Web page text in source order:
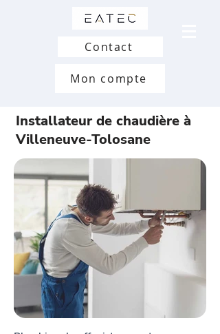
Contact
Mon compte
Installateur de chaudière à
Villeneuve-Tolosane